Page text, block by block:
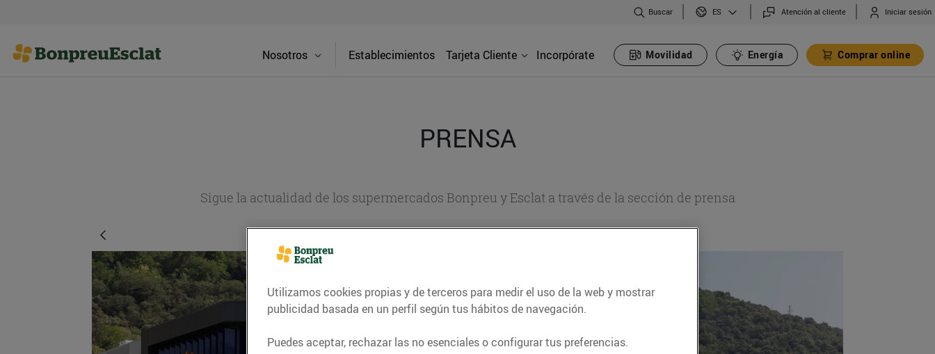
Buscar ES Atención al cliente Iniciar sesión
Nosotros Establecimientos Tarjeta Cliente Incorpórate Movilidad Energía Comprar online
PRENSA
Sigue la actualidad de los supermercados Bonpreu y Esclat a través de la sección de prensa
Utilizamos cookies propias y de terceros para medir el uso de la web y mostrar
publicidad basada en un perfil según tus hábitos de navegación.
Puedes aceptar, rechazar las no esenciales o configurar tus preferencias.